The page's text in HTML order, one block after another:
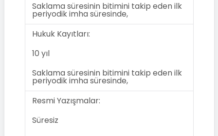
Saklama süresinin bitimini takip eden ilk
periyodik imha süresinde,
Hukuk Kayıtları:
10 yıl
Saklama süresinin bitimini takip eden ilk
periyodik imha süresinde,
Resmi Yazışmalar:
Süresiz